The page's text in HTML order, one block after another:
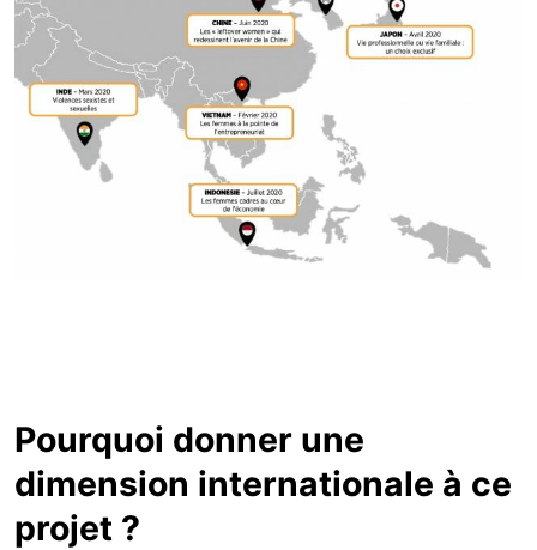
Pourquoi donner une
dimension internationale à ce
projet ?